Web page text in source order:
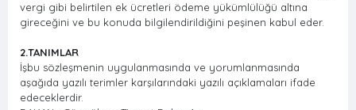
vergi gibi belirtilen ek ücretleri ödeme yükümlülüğü altına
gireceğini ve bu konuda bilgilendirildiğini peşinen kabul eder.
2.TANIMLAR
İşbu sözleşmenin uygulanmasında ve yorumlanmasında
aşağıda yazılı terimler karşılarındaki yazılı açıklamaları ifade
edeceklerdir.